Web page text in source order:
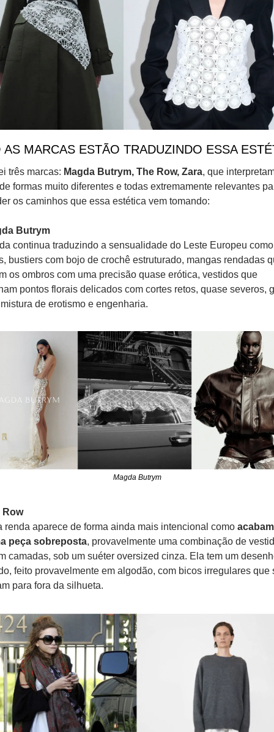
AS MARCAS ESTÃO TRADUZINDO ESSA
três marcas: Magda Butrym, The Row, Zara, que
formas muito diferentes e todas extremamente relevantes
os caminhos que essa estética vem tomando:
Butrym
continua traduzindo a sensualidade do Leste Europeu como
bustiers com bojo de crochê estruturado, mangas rendadas
os ombros com uma precisão quase erótica, vestidos que
pontos florais delicados com cortes retos, quase severos,
de erotismo e engenharia.
Magda Butrym
Row
renda aparece de forma ainda mais intencional como
peça sobreposta, provavelmente uma combinação de
camadas, sob um suéter oversized cinza. Ela tem um
feito provavelmente em algodão, com bicos irregulares que
para fora da silhueta.